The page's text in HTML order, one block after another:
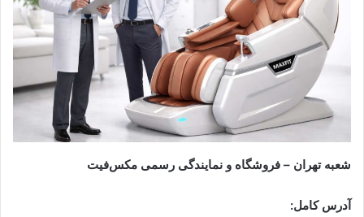
شعبه تهران – فروشگاه و نمایندگی رسمی مکس‌فیت
آدرس کامل: